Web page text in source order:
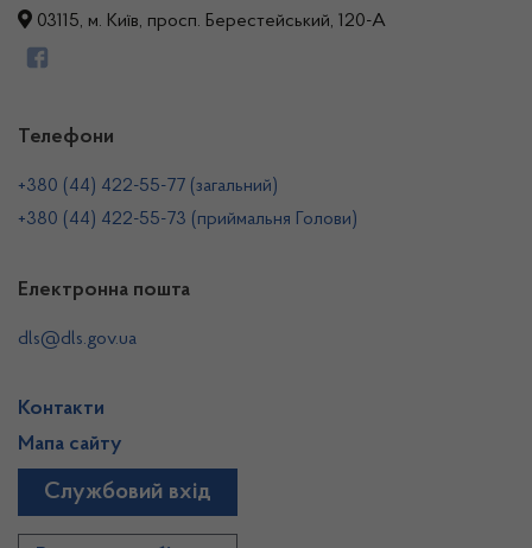
03115, м. Київ, просп. Берестейський, 120-А
Телефони
+380 (44) 422-55-77 (загальний)
+380 (44) 422-55-73 (приймальня Голови)
Електронна пошта
dls@dls.gov.ua
Контакти
Мапа сайту
Службовий вхід